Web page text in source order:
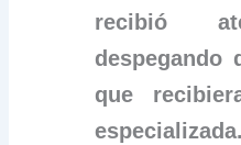
recibió
despegando
que
especializada.